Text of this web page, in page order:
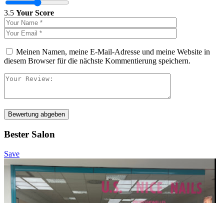
3.5 Your Score
Meinen Namen, meine E-Mail-Adresse und meine Website in
diesem Browser für die nächste Kommentierung speichern.
Bewertung abgeben
Bester Salon
Save